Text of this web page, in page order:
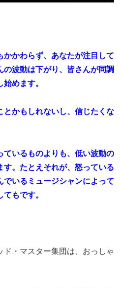
かかわらず、あなたが注目して
の波動は下がり、皆さんが同調
めます。
とかもしれないし、信じたくな
ているものよりも、低い波動の
す。たとえそれが、怒っている
でいるミュージシャンによって
もです。
ド・マスター集団は、おっしゃ